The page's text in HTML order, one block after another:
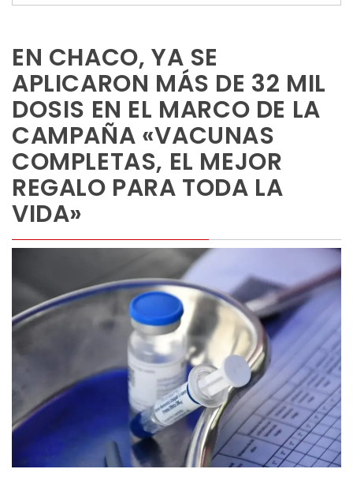
EN CHACO, YA SE
APLICARON MÁS DE 32 MIL
DOSIS EN EL MARCO DE LA
CAMPAÑA «VACUNAS
COMPLETAS, EL MEJOR
REGALO PARA TODA LA
VIDA»